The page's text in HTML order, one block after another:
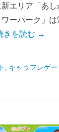
エリア「あ
ワーパーク」
きを読む →
キャラフレゲー